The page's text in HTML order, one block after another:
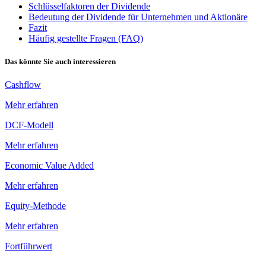
Schlüsselfaktoren der Dividende
Bedeutung der Dividende für Unternehmen und Aktionäre
Fazit
Häufig gestellte Fragen (FAQ)
Das könnte Sie auch interessieren
Cashflow
Mehr erfahren
DCF-Modell
Mehr erfahren
Economic Value Added
Mehr erfahren
Equity-Methode
Mehr erfahren
Fortführwert